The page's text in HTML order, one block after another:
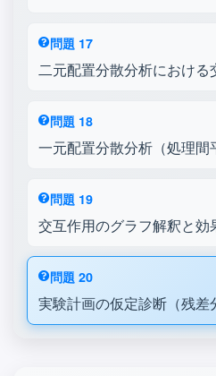
問題 17
二元配置分散分析におけ
問題 18
一元配置分散分析（処理
問題 19
交互作用のグラフ解釈と効
問題 20
実験計画の仮定診断（残差